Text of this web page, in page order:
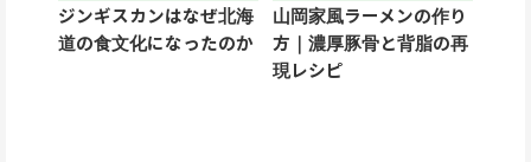
ジンギスカンはなぜ北海
道の食文化になったのか
山岡家風ラーメンの作り
方｜濃厚豚骨と背脂の再
現レシピ